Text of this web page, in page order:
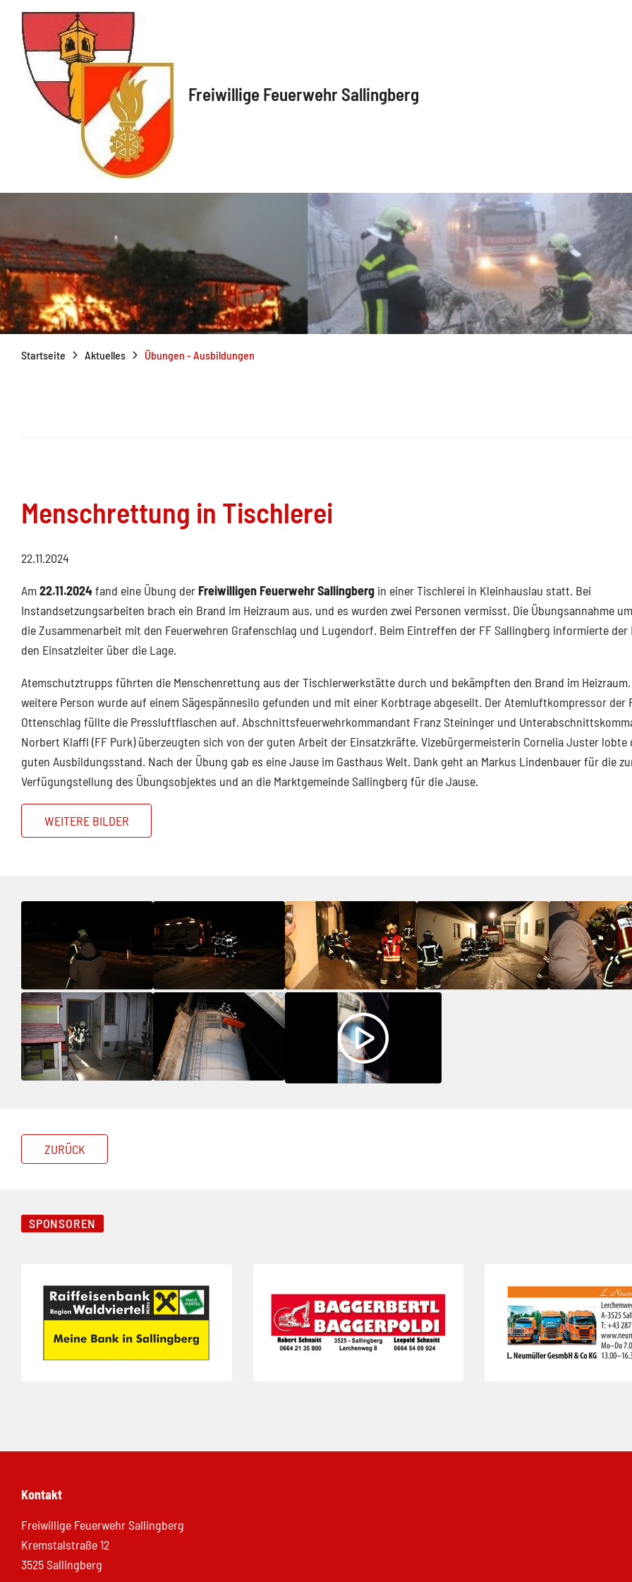
Freiwillige Feuerwehr Sallingberg
Startseite Aktuelles Übungen - Ausbildungen
Menschrettung in Tischlerei
22.11.2024
Am22.11.2024fand eine Übung der Freiwilligen Feuerwehr Sallingberg in einer Tischlerei in Kleinhauslau statt. Bei
Instandsetzungsarbeiten brach ein Brand im Heizraum aus, und es wurden zwei Personen vermisst. Die Übungsannahme
die Zusammenarbeit mit den Feuerwehren Grafenschlag und Lugendorf. Beim Eintreffen der FF Sallingberg informierte der
den Einsatzleiter über die Lage.
Atemschutztrupps führten die Menschenrettung aus der Tischlerwerkstätte durch und bekämpften den Brand im
weitere Person wurde auf einem Sägespännesilo gefunden und mit einer Korbtrage abgeseilt. Der Atemluftkompressor der
Ottenschlag füllte die Pressluftflaschen auf. Abschnittsfeuerwehrkommandant Franz Steininger und
Norbert Klaffl (FF Purk) überzeugten sich von der guten Arbeit der Einsatzkräfte. Vizebürgermeisterin Cornelia Juster lobte
guten Ausbildungsstand. Nach der Übung gab es eine Jause im Gasthaus Welt. Dank geht an Markus Lindenbauer für die
Verfügungstellung des Übungsobjektes und an die Marktgemeinde Sallingberg für die Jause.
WEITERE BILDER
ZURÜCK
SPONSOREN
Kontakt
Freiwillige Feuerwehr Sallingberg
Kremstalstraße 12
3525 Sallingberg